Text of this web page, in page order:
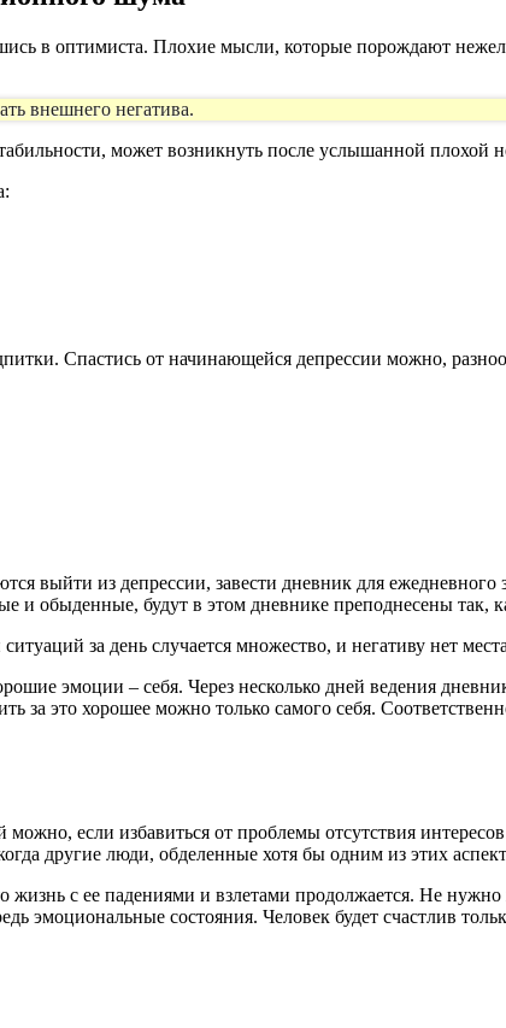
в оптимиста. Плохие мысли, которые порождают
внешнего негатива.
может возникнуть после услышанной плохой
Спастись от начинающейся депрессии можно,
выйти из депрессии, завести дневник для
и обыденные, будут в этом дневнике преподнесены так,
за день случается множество, и негативу нет
эмоции – себя. Через несколько дней ведения
за это хорошее можно только самого себя.
можно, если избавиться от проблемы отсутствия
другие люди, обделенные хотя бы одним из этих
с ее падениями и взлетами продолжается. Не
эмоциональные состояния. Человек будет счастлив